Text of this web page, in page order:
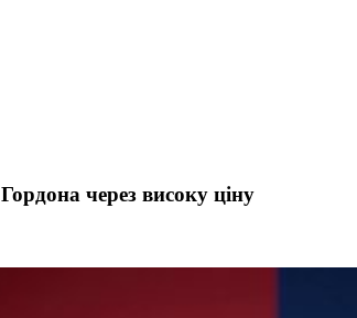
через високу ціну